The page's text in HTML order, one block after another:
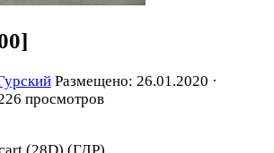
Размещено: 26.01.2020 ·
просмотров